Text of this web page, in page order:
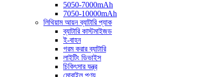
5050-7000mAh
7050-10000mAh
লিথিয়াম আয়ন ব্যাটারি প্যাক
ব্যাটারি কাস্টমাইজড
ই-বাহন
গরম করার ব্যাটারি
লাইটিং ডিভাইস
চিকিৎসার যন্ত্র
মোবাইল পণ্য